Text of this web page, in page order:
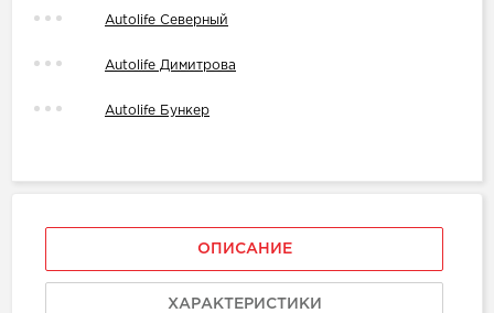
Autolife Северный
Autolife Димитрова
Autolife Бункер
ОПИСАНИЕ
ХАРАКТЕРИСТИКИ